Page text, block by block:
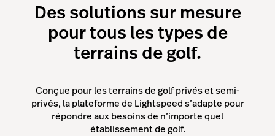
Des solutions sur mesure
pour tous les types de
terrains de golf.
Conçue pour les terrains de golf privés et semi-
privés, la plateforme de Lightspeed s’adapte pour
répondre aux besoins de n’importe quel
établissement de golf.